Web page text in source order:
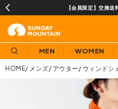
【会員限定】交換送
MEN WOMEN
HOME メンズ アウター ウィンドシ